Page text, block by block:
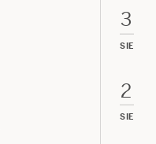
3
SIE
2
SIE